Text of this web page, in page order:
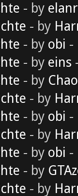
- by
- by
- by obi -
- by eins
- by
- by
- by obi -
- by
- by obi -
- by
- by